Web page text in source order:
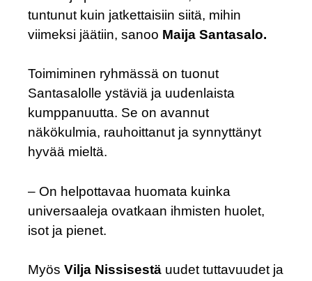
tuntunut kuin jatkettaisiin siitä, mihin
viimeksi jäätiin, sanoo Maija Santasalo.
Toimiminen ryhmässä on tuonut
Santasalolle ystäviä ja uudenlaista
kumppanuutta. Se on avannut
näkökulmia, rauhoittanut ja synnyttänyt
hyvää mieltä.
– On helpottavaa huomata kuinka
universaaleja ovatkaan ihmisten huolet,
isot ja pienet.
Myös Vilja Nissisestä uudet tuttavuudet ja